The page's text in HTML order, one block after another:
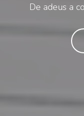
De adeus a